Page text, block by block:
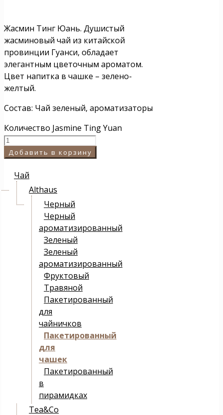
Жасмин Тинг Юань. Душистый
жасминовый чай из китайской
провинции Гуанси, обладает
элегантным цветочным ароматом.
Цвет напитка в чашке – зелено-
желтый.
Состав: Чай зеленый, ароматизаторы
Количество Jasminе Ting Yuan
Добавить в корзину
Чай
Althaus
Черный
Черный
ароматизированный
Зеленый
Зеленый
ароматизированный
Фруктовый
Травяной
Пакетированный
для
чайничков
Пакетированный
для
чашек
Пакетированный
в
пирамидках
Tea&Co